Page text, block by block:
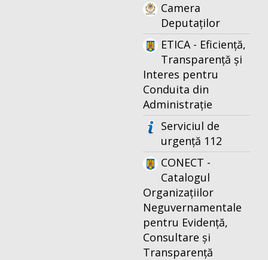
Camera
Deputaților
ETICA - Eficiență,
Transparență și
Interes pentru
Conduita din
Administrație
Serviciul de
urgență 112
CONECT -
Catalogul
Organizațiilor
Neguvernamentale
pentru Evidență,
Consultare și
Transparență